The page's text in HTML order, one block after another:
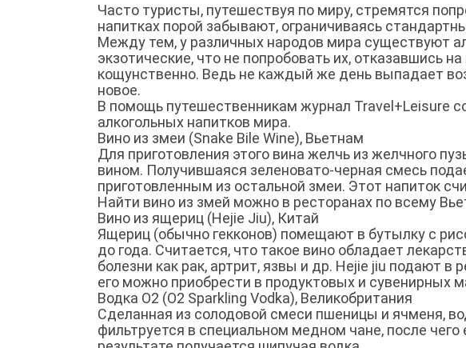
Часто туристы, путешествуя по миру, стремятся
напитках порой забывают, ограничиваясь
Между тем, у различных народов мира существуют
экзотические, что не попробовать их, отказавшись
кощунственно. Ведь не каждый же день выпадает
новое.
В помощь путешественникам журнал Travel+Leisure
алкогольных напитков мира.
Вино из змеи (Snake Bile Wine), Вьетнам
Для приготовления этого вина желчь из желчного
вином. Получившаяся зеленовато-черная смесь
приготовленным из остальной змеи. Этот напиток
Найти вино из змей можно в ресторанах по всему
Вино из ящериц (Hejie Jiu), Китай
Ящериц (обычно гекконов) помещают в бутылку с
до года. Считается, что такое вино обладает
болезни как рак, артрит, язвы и др. Hejie jiu подают в
его можно приобрести в продуктовых и сувенирных
Водка О2 (O2 Sparkling Vodka), Великобритания
Сделанная из солодовой смеси пшеницы и ячменя,
фильтруется в специальном медном чане, после чего